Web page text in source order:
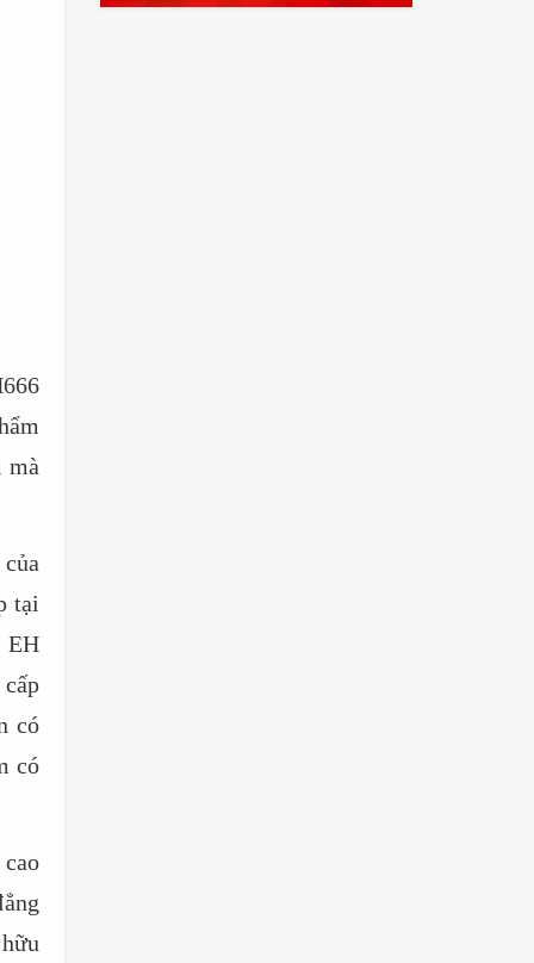
mà
tại
EH
có
có